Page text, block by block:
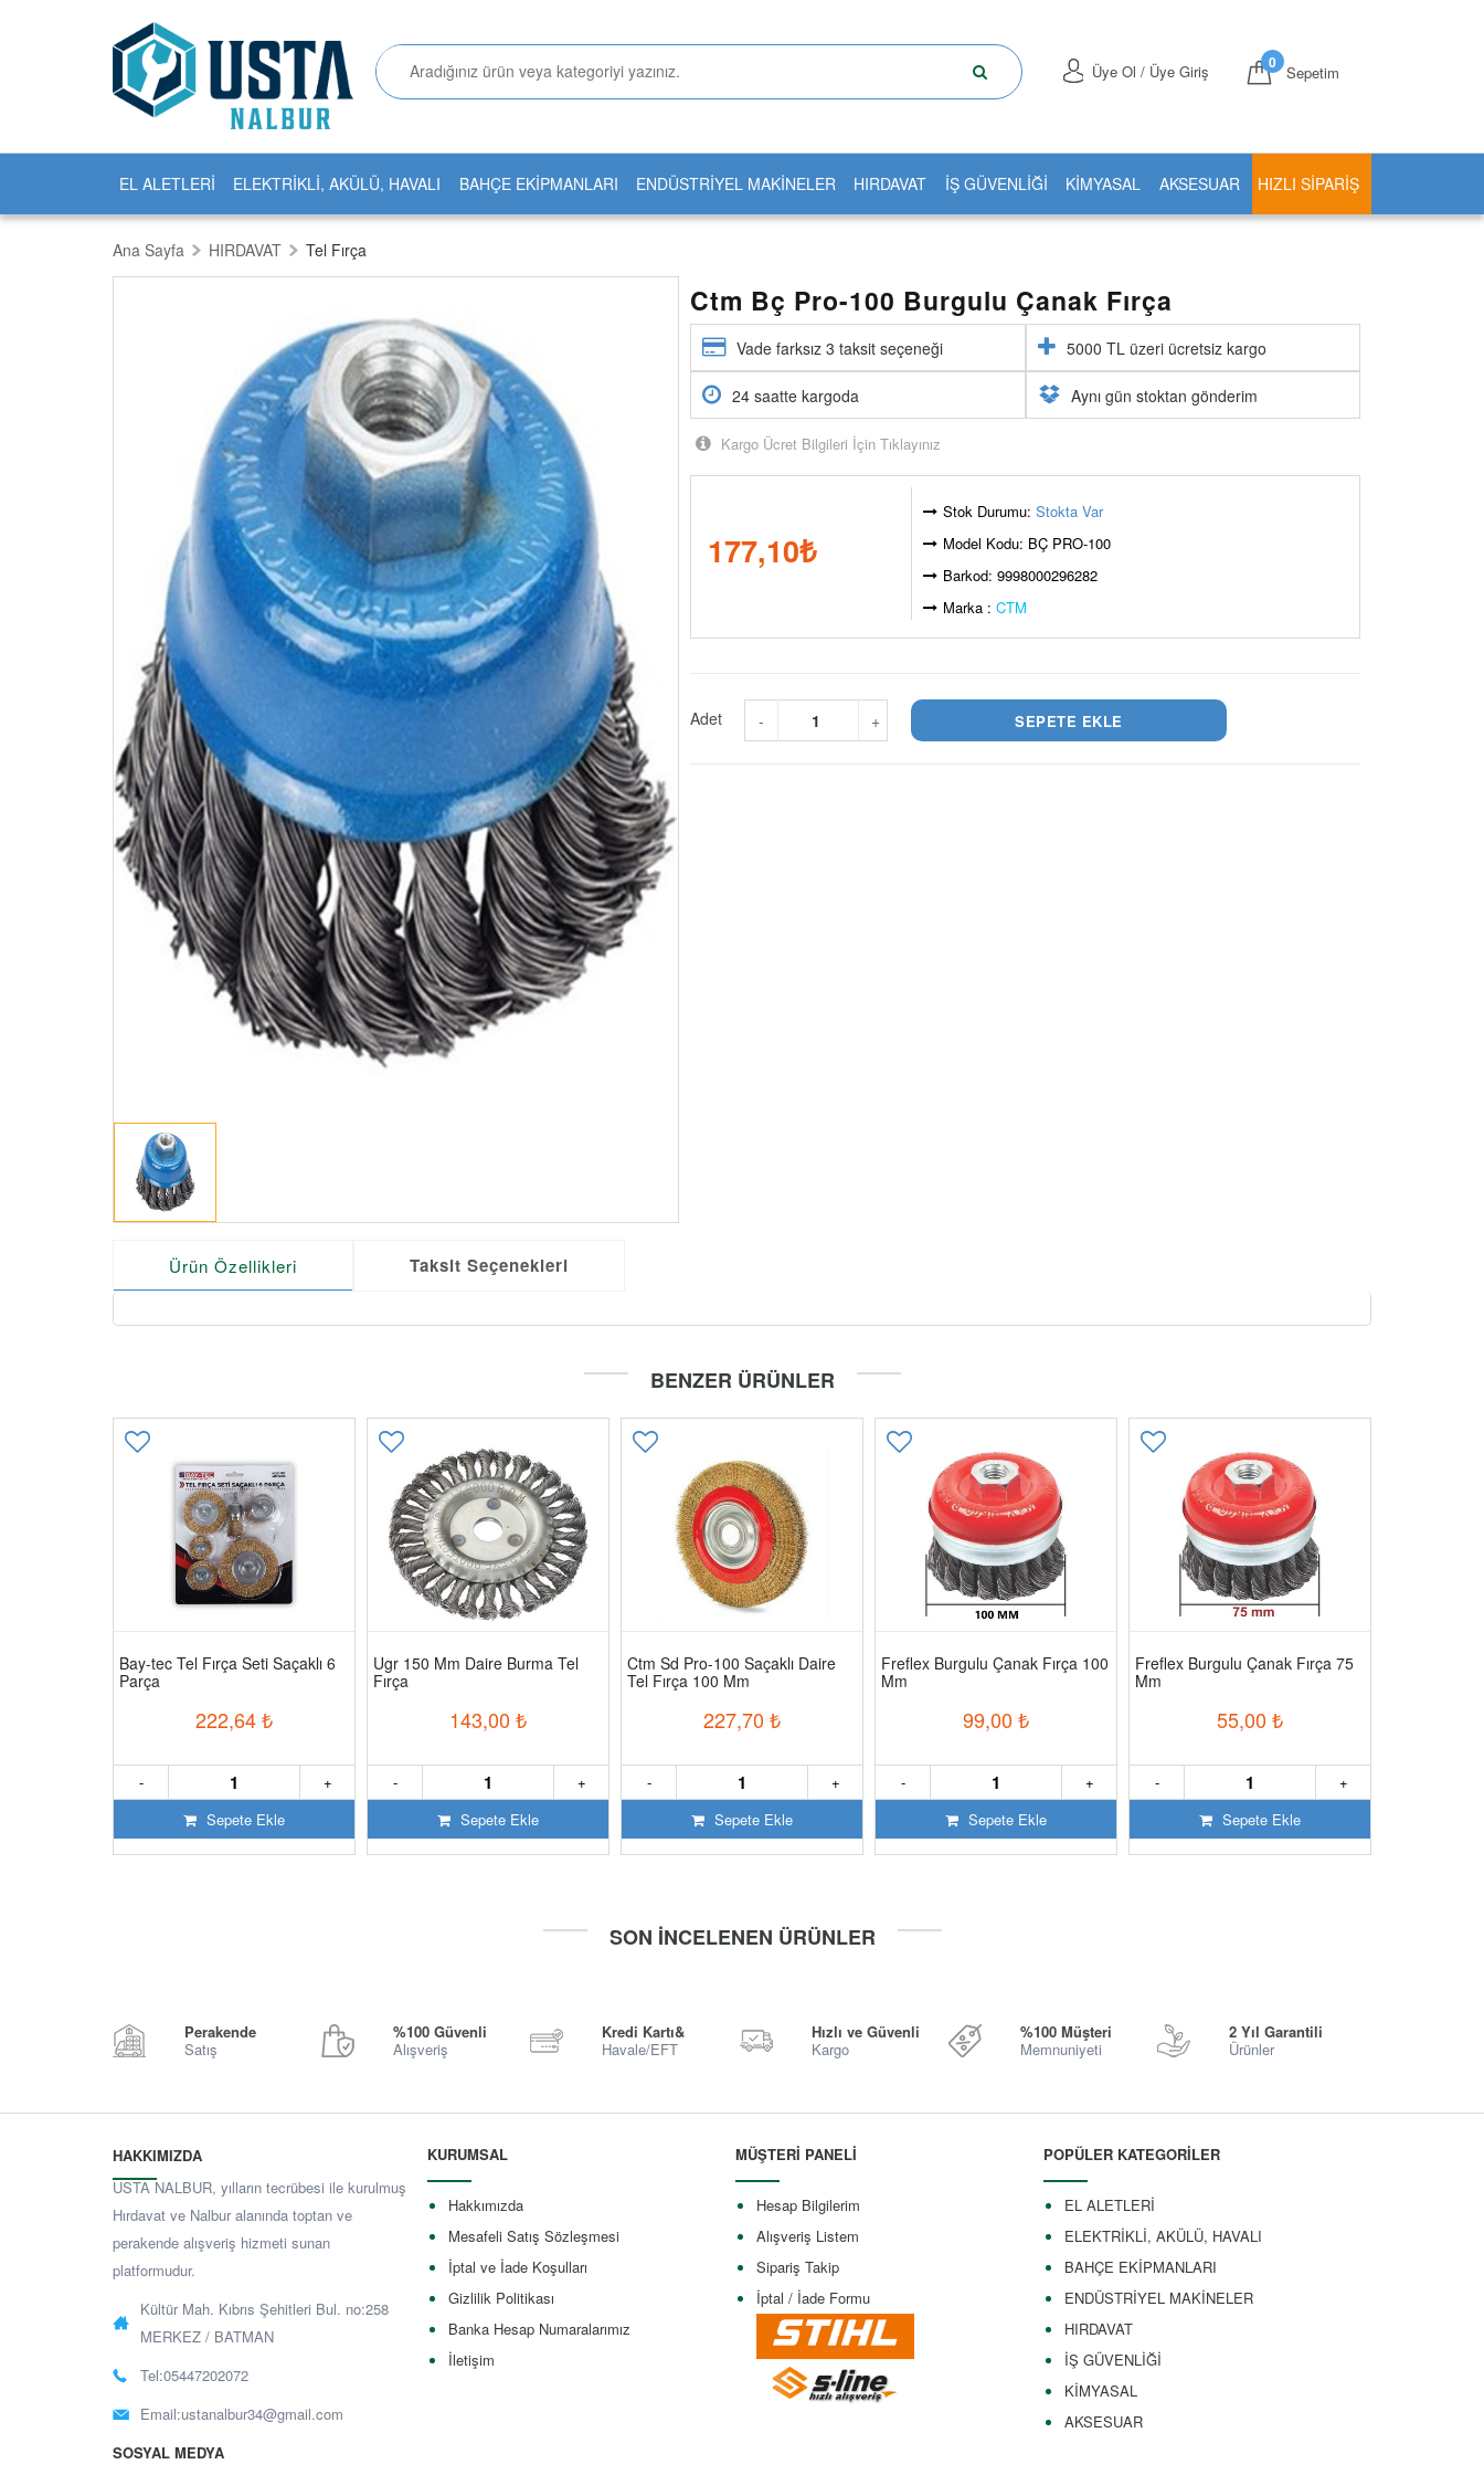
Sepetim
0
Üye Ol / Üye Giriş
EL ALETLERİ ELEKTRİKLİ, AKÜLÜ, HAVALI BAHÇE EKİPMANLARI ENDÜSTRİYEL MAKİNELER HIRDAVAT İŞ GÜVENLİĞİ KİMYASAL AKSESUAR HIZLI SIPARIŞ
Ana Sayfa HIRDAVAT Tel Fırça
Ctm Bç Pro-100 Burgulu Çanak Fırça
Vade farksız 3 taksit seçeneği 5000 TL üzeri ücretsiz kargo
24 saatte kargoda Aynı gün stoktan gönderim
Kargo Ücret Bilgileri İçin Tıklayınız
177,10₺
Stok Durumu: Stokta Var
Model Kodu: BÇ PRO-100
Barkod: 9998000296282
Marka : CTM
Adet +
-
Ürün Özellikleri Taksit Seçenekleri
BENZER ÜRÜNLER
Bay-tec Tel Fırça Seti Saçaklı 6
Parça
222,64₺
+
-
Sepete Ekle
Ugr 150 Mm Daire Burma Tel
Fırça
143,00 ₺
+
-
Sepete Ekle
Ctm Sd Pro-100 Saçaklı Daire
Tel Fırça 100 Mm
227,70 ₺
+
-
Sepete Ekle
Freflex Burgulu Çanak Fırça 100
Mm
99,00 ₺
+
-
Sepete Ekle
Freflex Burgulu Çanak Fırça 75
Mm
55,00 ₺
+
-
Sepete Ekle
SON İNCELENEN ÜRÜNLER
Perakende
Satış
%100 Güvenli
Alışveriş
Kredi Kartı&
Havale/EFT
Hızlı ve Güvenli
Kargo
%100 Müşteri
Memnuniyeti
2 Yıl Garantili
Ürünler
HAKKIMIZDA
USTA NALBUR, yılların tecrübesi ile kurulmuş
Hırdavat ve Nalbur alanında toptan ve
perakende alışveriş hizmeti sunan
platformudur.
Kültür Mah. Kıbrıs Şehitleri Bul. no:258
MERKEZ / BATMAN
Tel:05447202072
Email:ustanalbur34@gmail.com
SOSYAL MEDYA
KURUMSAL
Hakkımızda
Mesafeli Satış Sözleşmesi
İptal ve İade Koşulları
Gizlilik Politikası
Banka Hesap Numaralarımız
İletişim
MÜŞTERİ PANELİ
Hesap Bilgilerim
Alışveriş Listem
Sipariş Takip
İptal / İade Formu
POPÜLER KATEGORİLER
EL ALETLERİ
ELEKTRİKLİ, AKÜLÜ, HAVALI
BAHÇE EKİPMANLARI
ENDÜSTRİYEL MAKİNELER
HIRDAVAT
İŞ GÜVENLİĞİ
KİMYASAL
AKSESUAR